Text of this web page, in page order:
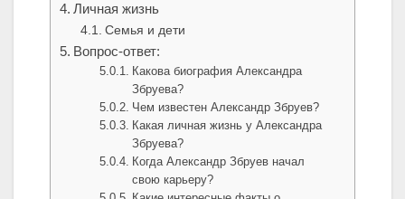
Личная жизнь
Семья и дети
Вопрос-ответ:
Какова биография Александра
Збруева?
Чем известен Александр Збруев?
Какая личная жизнь у Александра
Збруева?
Когда Александр Збруев начал
свою карьеру?